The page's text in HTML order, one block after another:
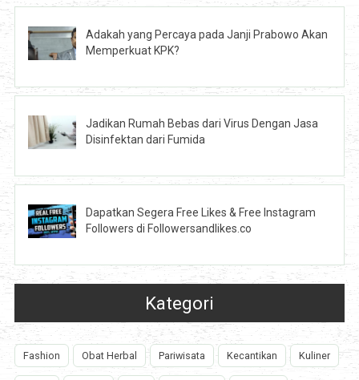
Adakah yang Percaya pada Janji Prabowo Akan
Memperkuat KPK?
Jadikan Rumah Bebas dari Virus Dengan Jasa
Disinfektan dari Fumida
Dapatkan Segera Free Likes & Free Instagram
Followers di Followersandlikes.co
Kategori
Fashion Obat Herbal Pariwisata Kecantikan Kuliner